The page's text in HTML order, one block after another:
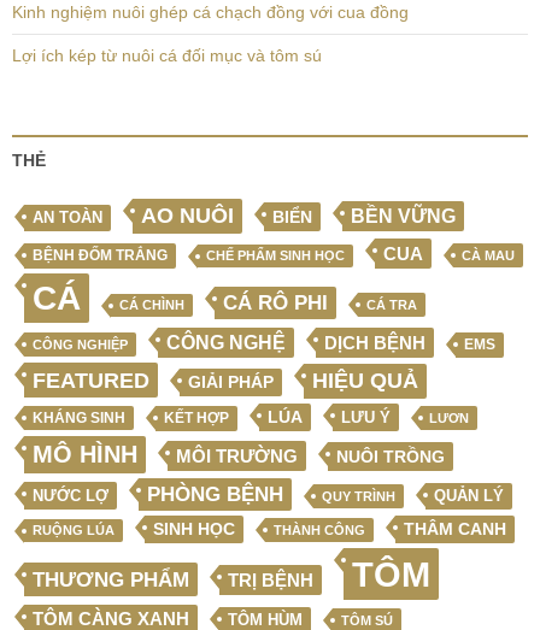
Kinh nghiệm nuôi ghép cá chạch đồng với cua đồng
Lợi ích kép từ nuôi cá đối mục và tôm sú
THẺ
AN TOÀN AO NUÔI BIỂN BỀN VỮNG
BỆNH ĐỐM TRẮNG CHẾ PHẨM SINH HỌC CUA CÀ MAU
CÁ CÁ CHÌNH CÁ RÔ PHI CÁ TRA
CÔNG NGHIỆP CÔNG NGHỆ DỊCH BỆNH EMS
FEATURED GIẢI PHÁP HIỆU QUẢ
KHÁNG SINH KẾT HỢP LÚA LƯU Ý LƯƠN
MÔ HÌNH MÔI TRƯỜNG NUÔI TRỒNG
NƯỚC LỢ PHÒNG BỆNH QUY TRÌNH QUẢN LÝ
RUỘNG LÚA SINH HỌC THÀNH CÔNG THÂM CANH
THƯƠNG PHẨM TRỊ BỆNH TÔM
TÔM CÀNG XANH TÔM HÙM TÔM SÚ